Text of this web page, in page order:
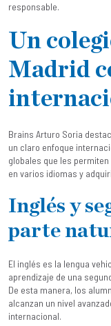
responsable.
Un
Madrid
Brains Arturo Soria
un claro enfoque
globales que les
en varios idiomas y
Inglés y
parte
El inglés es la lengua
aprendizaje de una
De esta manera, los
alcanzan un nivel
internacional.